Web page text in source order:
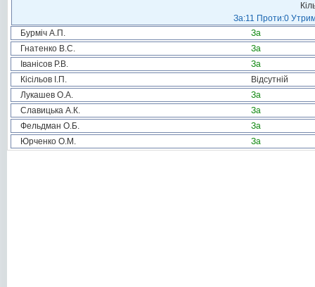
За:11 Проти:0
Бурміч А.П.
За
Гнатенко В.С.
За
Іванісов Р.В.
За
Кісільов І.П.
Відсутній
Лукашев О.А.
За
Славицька А.К.
За
Фельдман О.Б.
За
Юрченко О.М.
За